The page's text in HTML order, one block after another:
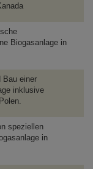
Biogasanlage in
Bau einer
inklusive
speziellen
in